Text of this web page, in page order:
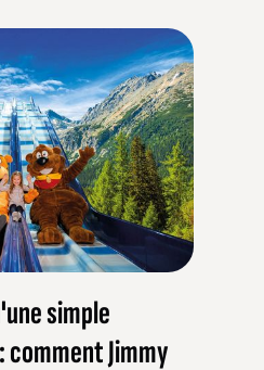
simple
Jimmy